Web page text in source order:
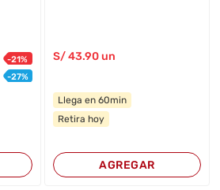
-21%
-27%
S/43.90un
Llega en 60min
Retira hoy
AGREGAR